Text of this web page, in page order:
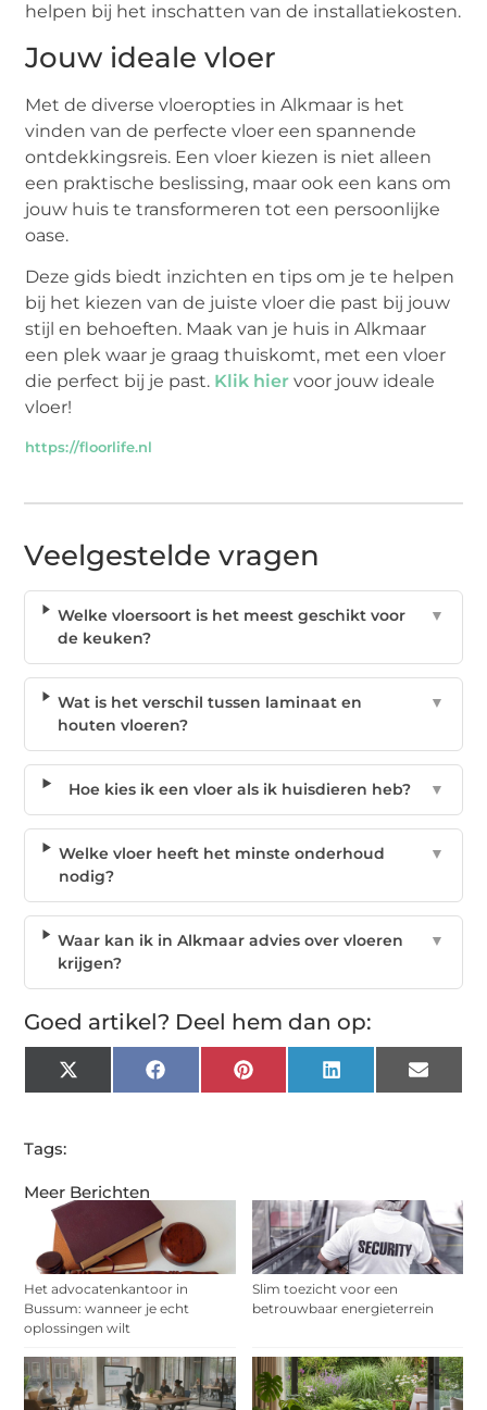
Meer Berichten
Het advocatenkantoor in
Bussum: wanneer je echt
oplossingen wilt
Slim toezicht voor een
betrouwbaar energieterrein
helpen bij het inschatten van de installatiekosten.
Jouw ideale vloer
Met de diverse vloeropties in Alkmaar is het
vinden van de perfecte vloer een spannende
ontdekkingsreis. Een vloer kiezen is niet alleen
een praktische beslissing, maar ook een kans om
jouw huis te transformeren tot een persoonlijke
oase.
Deze gids biedt inzichten en tips om je te helpen
bij het kiezen van de juiste vloer die past bij jouw
stijl en behoeften. Maak van je huis in Alkmaar
een plek waar je graag thuiskomt, met een vloer
die perfect bij je past. Klik hier voor jouw ideale
vloer!
https://floorlife.nl
Veelgestelde vragen
Welke vloersoort is het meest geschikt voor
de keuken?
▼
Wat is het verschil tussen laminaat en
houten vloeren?
▼
Hoe kies ik een vloer als ik huisdieren heb? ▼
Welke vloer heeft het minste onderhoud
nodig?
▼
Waar kan ik in Alkmaar advies over vloeren
krijgen?
▼
Goed artikel? Deel hem dan op:
X
(Twitter)
Facebook Pinterest LinkedIn Email
Tags: